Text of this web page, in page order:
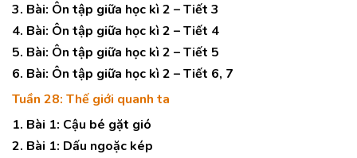
3. Bài: Ôn tập giữa học kì 2 – Tiết 3
4. Bài: Ôn tập giữa học kì 2 – Tiết 4
5. Bài: Ôn tập giữa học kì 2 – Tiết 5
6. Bài: Ôn tập giữa học kì 2 – Tiết 6, 7
Tuần 28: Thế giới quanh ta
1. Bài 1: Cậu bé gặt gió
2. Bài 1: Dấu ngoặc kép